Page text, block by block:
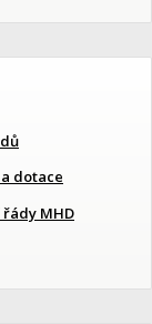
dotace
řády MHD